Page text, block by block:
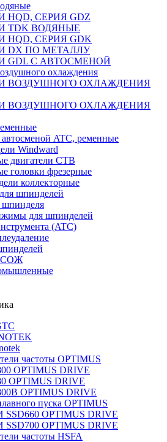
СЕРИЯ GDZ
TDK ВОДЯНЫЕ
СЕРИЯ GDK
DX ПО МЕТАЛЛУ
GDL С АВТОСМЕНОЙ
охлаждения
ВОЗДУШНОГО ОХЛАЖДЕНИЯ
ВОЗДУШНОГО ОХЛАЖДЕНИЯ
ATC, ременные
Windward
двигатели СТВ
головки фрезерные
коллекторные
шпинделей
для шпинделей
(ATC)
СОЖ
частоты OPTIMUS
OPTIMUS DRIVE
OPTIMUS DRIVE
OPTIMUS DRIVE
пуска OPTIMUS
OPTIMUS DRIVE
OPTIMUS DRIVE
частоты HSFA